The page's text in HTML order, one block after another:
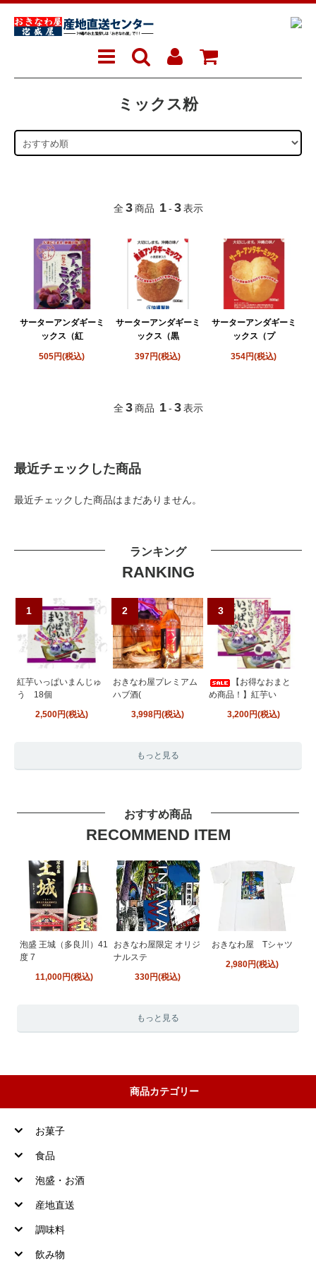
ミックス粉
全 3 商品 1 - 3 表示
サーターアンダギーミ
ックス（紅
505円(税込)
サーターアンダギーミ
ックス（黒
397円(税込)
サーターアンダギーミ
ックス（プ
354円(税込)
全 3 商品 1 - 3 表示
最近チェックした商品
最近チェックした商品はまだありません。
ランキング
RANKING
1
紅芋いっぱいまんじゅ
う 18個
2,500円(税込)
2
おきなわ屋プレミアム
ハブ酒(
3,998円(税込)
3
【お得なおまと
め商品！】紅芋い
3,200円(税込)
もっと見る
おすすめ商品
RECOMMEND ITEM
泡盛 王城（多良川）41
度 7
11,000円(税込)
おきなわ屋限定 オリジ
ナルステ
330円(税込)
おきなわ屋 Tシャツ
2,980円(税込)
もっと見る
商品カテゴリー
お菓子
食品
泡盛・お酒
産地直送
調味料
飲み物